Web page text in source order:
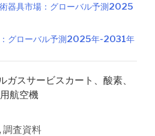
器具市場：グローバル予測2025
：グローバル予測2025年-2031年
ガスサービスカート、酸素、
航空機
, 調査資料